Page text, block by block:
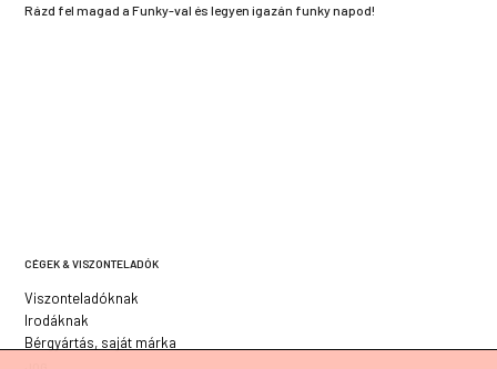
Rázd fel magad a Funky-val és legyen igazán funky napod!
CÉGEK & VISZONTELADÓK
Viszonteladóknak
Irodáknak
Bérgyártás, saját márka